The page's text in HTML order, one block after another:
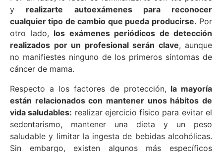
y realizarte autoexámenes para reconocer
cualquier tipo de cambio que pueda producirse. Por
otro lado, los exámenes periódicos de detección
realizados por un profesional serán clave, aunque
no manifiestes ninguno de los primeros síntomas de
cáncer de mama.
Respecto a los factores de protección, la mayoría
están relacionados con mantener unos hábitos de
vida saludables: realizar ejercicio físico para evitar el
sedentarismo, mantener una dieta y un peso
saludable y limitar la ingesta de bebidas alcohólicas.
Sin embargo, existen algunos más específicos